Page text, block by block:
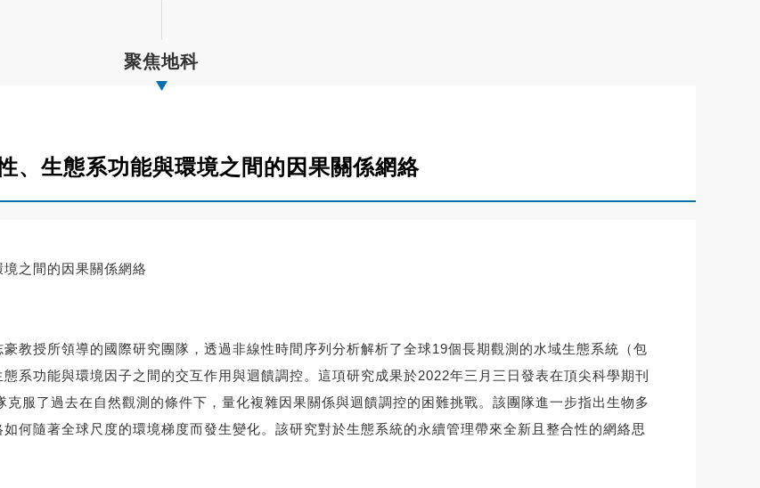
聚焦地科
、生態系功能與環境之間的因果關係網絡
之間的因果關係網絡
教授所領導的國際研究團隊，透過非線性時間序列分析解析了全球19個長期觀測的水域生態系統（包
系功能與環境因子之間的交互作用與迴饋調控。這項研究成果於2022年三月三日發表在頂尖科學期刊
服了過去在自然觀測的條件下，量化複雜因果關係與迴饋調控的困難挑戰。該團隊進一步指出生物多
何隨著全球尺度的環境梯度而發生變化。該研究對於生態系統的永續管理帶來全新且整合性的網絡思